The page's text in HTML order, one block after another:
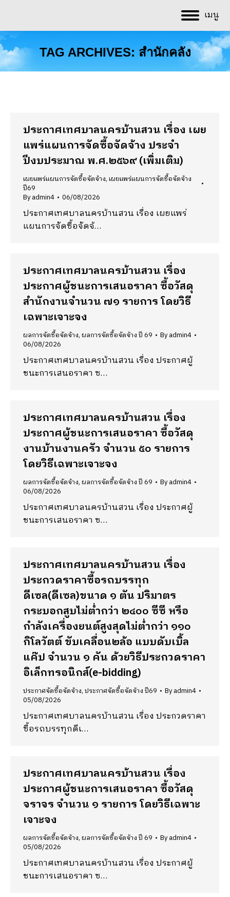
เมนู
TAG ARCHIVES: สำนักคลัง
ประกาศเทศบาลนครบ้านสวน เรื่อง เผย
แพร่แผนการจัดซื้อจัดจ้าง ประจำ
ปีงบประมาณ พ.ศ.๒๕๖๙ (เพิ่มเติม)
เผยแพร่แผนการจัดซื้อจัดจ้าง,เผยแพร่แผนการจัดซื้อจัดจ้าง
ปี69
Byadmin4 06/08/2026
ประกาศเทศบาลนครบ้านสวน เรื่อง เผยแพร่
แผนการจัดซื้อจัดจ้…
ประกาศเทศบาลนครบ้านสวน เรื่อง
ประกาศผู้ชนะการเสนอราคา ซื้อวัสดุ
สำนักงานจำนวน ๗๑ รายการ โดยวิธี
เฉพาะเจาะจง
ผลการจัดซื้อจัดจ้าง,ผลการจัดซื้อจัดจ้าง ปี 69 Byadmin4
06/08/2026
ประกาศเทศบาลนครบ้านสวน เรื่อง ประกาศผู้
ชนะการเสนอราคา ซ…
ประกาศเทศบาลนครบ้านสวน เรื่อง
ประกาศผู้ชนะการเสนอราคา ซื้อวัสดุ
งานบ้านงานครัว จำนวน ๕๐ รายการ
โดยวิธีเฉพาะเจาะจง
ผลการจัดซื้อจัดจ้าง,ผลการจัดซื้อจัดจ้าง ปี 69 Byadmin4
06/08/2026
ประกาศเทศบาลนครบ้านสวน เรื่อง ประกาศผู้
ชนะการเสนอราคา ซ…
ประกาศเทศบาลนครบ้านสวน เรื่อง
ประกวดราคาซื้อรถบรรทุก
ดีเซล(ดีเซล)ขนาด ๑ ตัน ปริมาตร
กระบอกสูบไม่ต่ำกว่า ๒๔๐๐ ซีซี หรือ
กำลังเครื่องยนต์สูงสุดไม่ต่ำกว่า ๑๑๐
กิโลวัตต์ ขับเคลื่อน๒ล้อ แบบดับเบิ้ล
แค๊ป จำนวน ๑ คัน ด้วยวิธีประกวดราคา
อิเล็กทรอนิกส์(e-bidding)
ประกาศจัดซื้อจัดจ้าง,ประกาศจัดซื้อจัดจ้าง ปี69 Byadmin4
05/08/2026
ประกาศเทศบาลนครบ้านสวน เรื่อง ประกวดราคา
ซื้อรถบรรทุกดีเ…
ประกาศเทศบาลนครบ้านสวน เรื่อง
ประกาศผู้ชนะการเสนอราคา ซื้อวัสดุ
จราจร จำนวน ๑ รายการ โดยวิธีเฉพาะ
เจาะจง
ผลการจัดซื้อจัดจ้าง,ผลการจัดซื้อจัดจ้าง ปี 69 Byadmin4
05/08/2026
ประกาศเทศบาลนครบ้านสวน เรื่อง ประกาศผู้
ชนะการเสนอราคา ซ…